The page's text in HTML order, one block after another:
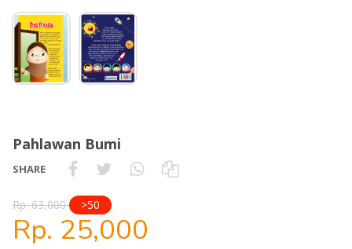
Pahlawan Bumi
SHARE
Rp. 63,000 >50
Rp. 25,000